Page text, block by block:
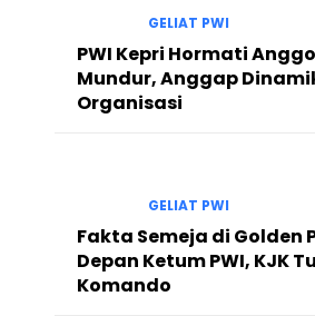
GELIAT PWI
PWI Kepri Hormati
Mundur, Anggap
Organisasi
GELIAT PWI
Fakta Semeja di Golden
Depan Ketum PWI, KJK
Komando